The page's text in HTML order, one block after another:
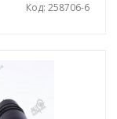
Код: 258706-6